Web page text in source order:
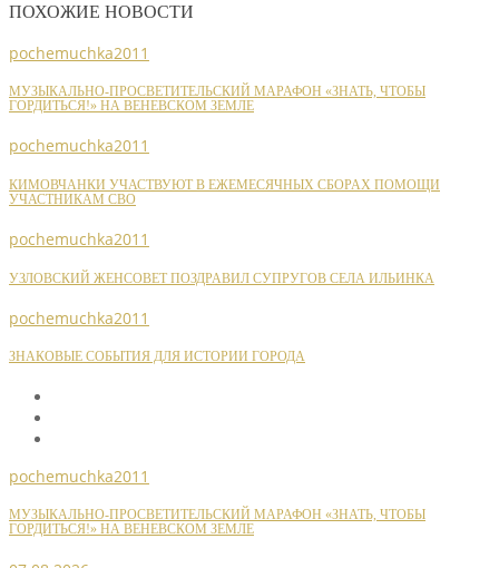
ПОХОЖИЕ НОВОСТИ
pochemuchka2011
МУЗЫКАЛЬНО-ПРОСВЕТИТЕЛЬСКИЙ МАРАФОН «ЗНАТЬ, ЧТОБЫ
ГОРДИТЬСЯ!» НА ВЕНЕВСКОМ ЗЕМЛЕ
pochemuchka2011
КИМОВЧАНКИ УЧАСТВУЮТ В ЕЖЕМЕСЯЧНЫХ СБОРАХ ПОМОЩИ
УЧАСТНИКАМ СВО
pochemuchka2011
УЗЛОВСКИЙ ЖЕНСОВЕТ ПОЗДРАВИЛ СУПРУГОВ СЕЛА ИЛЬИНКА
pochemuchka2011
ЗНАКОВЫЕ СОБЫТИЯ ДЛЯ ИСТОРИИ ГОРОДА
pochemuchka2011
МУЗЫКАЛЬНО-ПРОСВЕТИТЕЛЬСКИЙ МАРАФОН «ЗНАТЬ, ЧТОБЫ
ГОРДИТЬСЯ!» НА ВЕНЕВСКОМ ЗЕМЛЕ